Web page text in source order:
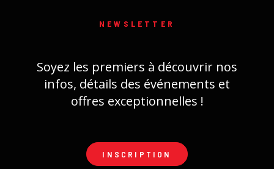
NEWSLETTER
Soyez les premiers à découvrir nos
infos, détails des événements et
offres exceptionnelles !
INSCRIPTION